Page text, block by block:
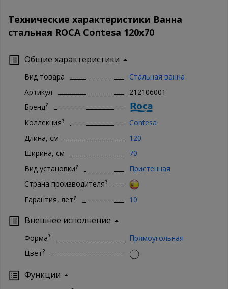
Технические характеристики Ванна
стальная ROCA Contesa 120х70
Общие характеристики
Вид товара
Стальная ванна
Артикул
212106001
Бренд?
Коллекция?
Contesa
Длина, см
120
Ширина, см
70
Вид установки?
Пристенная
Страна производителя?
Гарантия, лет? 10
Внешнее исполнение
Форма?
Прямоугольная
Цвет?
Функции